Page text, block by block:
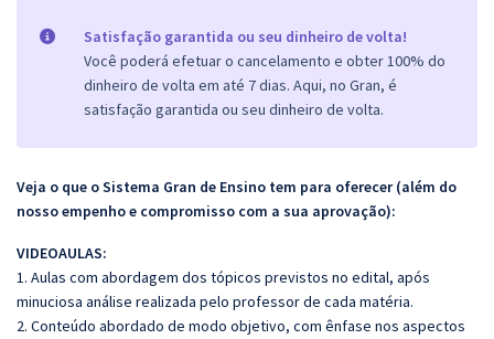
Satisfação garantida ou seu dinheiro de volta!
Você poderá efetuar o cancelamento e obter 100% do
dinheiro de volta em até 7 dias. Aqui, no Gran, é
satisfação garantida ou seu dinheiro de volta.
Veja o que o Sistema Gran de Ensino tem para oferecer (além do
nosso empenho e compromisso com a sua aprovação):
VIDEOAULAS:
1. Aulas com abordagem dos tópicos previstos no edital, após
minuciosa análise realizada pelo professor de cada matéria.
2. Conteúdo abordado de modo objetivo, com ênfase nos aspectos